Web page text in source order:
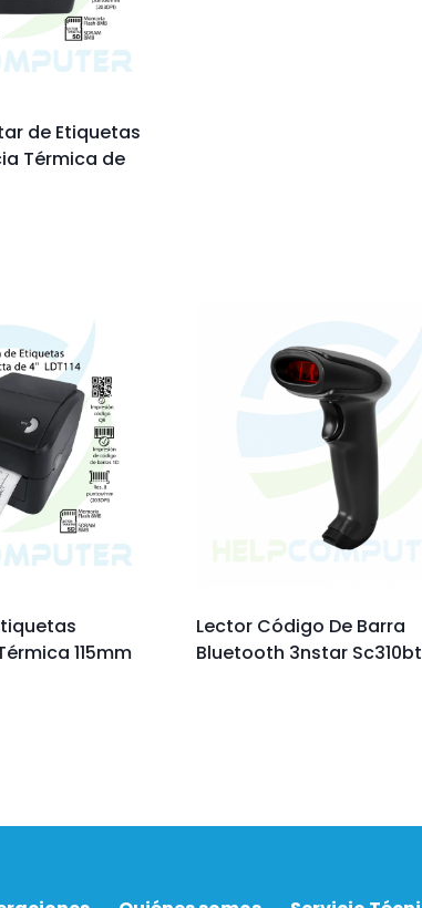
de Etiquetas
Térmica de
115mm
Lector Código De Barra
Bluetooth 3nstar Sc310bt